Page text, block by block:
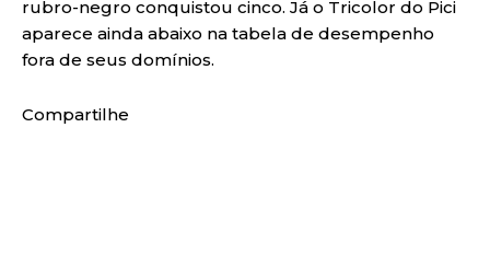
rubro-negro conquistou cinco. Já o Tricolor do Pici
aparece ainda abaixo na tabela de desempenho
fora de seus domínios.
Compartilhe